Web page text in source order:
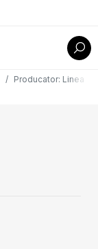
Producator: Linea